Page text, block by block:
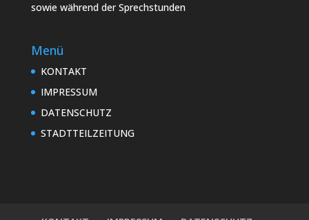
sowie während der Sprechstunden
Menü
KONTAKT
IMPRESSUM
DATENSCHUTZ
STADTTEILZEITUNG